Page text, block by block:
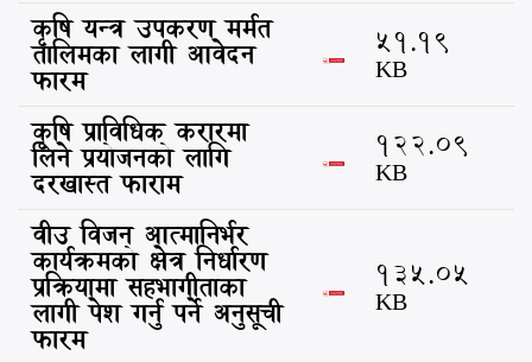
कृषि यन्त्र उपकरण मर्मत
तालिमका लागी आवेदन
फारम
51.19
KB
कृषि प्राविधिक करारमा
लिने प्रयोजनको लागि
दरखास्त फाराम
122.09
KB
वीउ विजन आत्मानिर्भर
कार्यक्रमको क्षेत्र निर्धारण
प्रक्रियामा सहभागीताका
लागी पेश गर्नु पर्ने अनुसूची
फारम
135.05
KB